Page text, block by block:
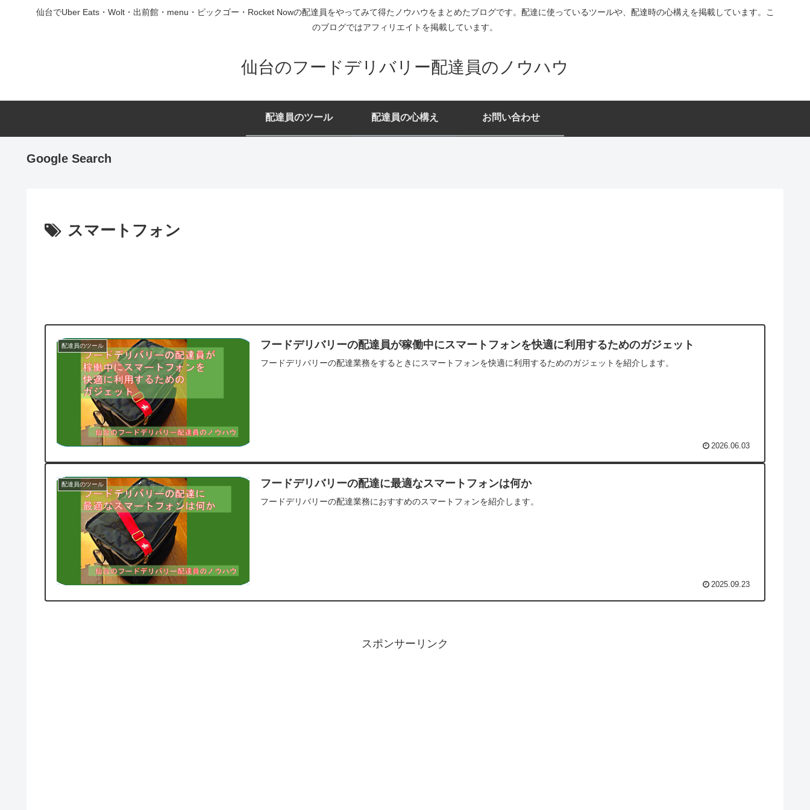
仙台でUber Eats・Wolt・出前館・menu・ピックゴー・Rocket Nowの配達員をやってみて得たノウハウをまとめたブログです。配達に使っているツールや、配達時の心構えを掲載しています。こ
のブログではアフィリエイトを掲載しています。
仙台のフードデリバリー配達員のノウハウ
配達員のツール 配達員の心構え お問い合わせ
Google Search
スマートフォン
配達員のツール フードデリバリーの配達員が稼働中にスマートフォンを快適に利用するためのガジェット
フードデリバリーの配達業務をするときにスマートフォンを快適に利用するためのガジェットを紹介します。
2026.06.03
配達員のツール フードデリバリーの配達に最適なスマートフォンは何か
フードデリバリーの配達業務におすすめのスマートフォンを紹介します。
2025.09.23
スポンサーリンク